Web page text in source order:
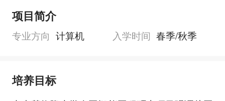
项目简介
专业方向 计算机 入学时间 春季/秋季
培养目标